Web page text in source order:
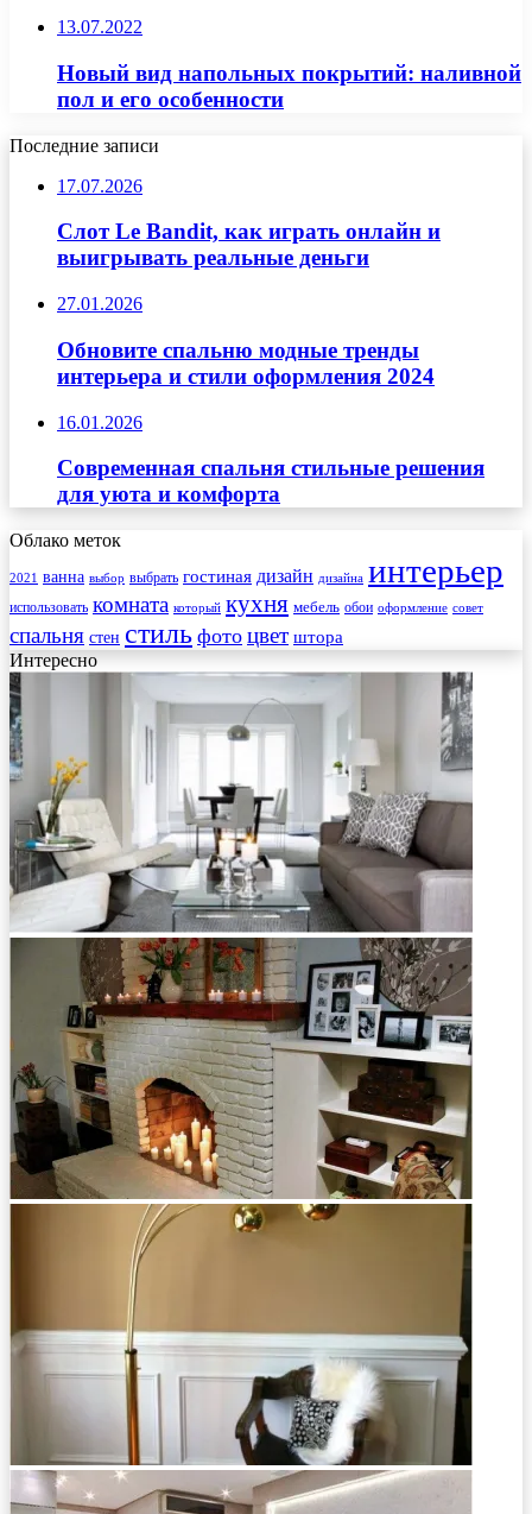
13.07.2022
Новый вид напольных покрытий: наливной
пол и его особенности
Последние записи
17.07.2026
Слот Le Bandit, как играть онлайн и
выигрывать реальные деньги
27.01.2026
Обновите спальню модные тренды
интерьера и стили оформления 2024
16.01.2026
Современная спальня стильные решения
для уюта и комфорта
Облако меток
2021 ванна выбор выбрать гостиная дизайн дизайна интерьер
использовать комната который кухня мебель обои оформление совет
спальня стен стиль фото цвет штора
Интересно